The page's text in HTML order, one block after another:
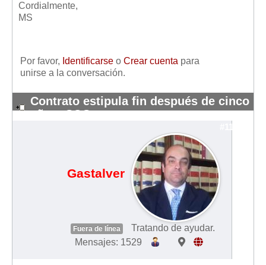
Cordialmente,
MS
Por favor, Identificarse o Crear cuenta para
unirse a la conversación.
Contrato estipula fin después de cinco
años: SOS
Gastalver
Fuera de línea
Tratando de ayudar.
Mensajes: 1529